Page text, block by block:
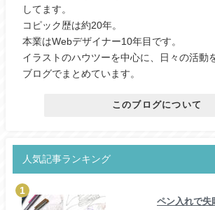
してます。
コピック歴は約20年。
本業はWebデザイナー10年目です。
イラストのハウツーを中心に、日々の活動
ブログでまとめています。
このブログについて
人気記事ランキング
ペン入れで失